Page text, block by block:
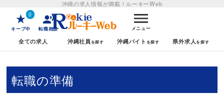
沖縄の求人情報が満載！ ルーキーWeb
0
キープ中 転職相談 メニュー
全ての求人 沖縄社員 沖縄バイト 県外求人
転職の準備